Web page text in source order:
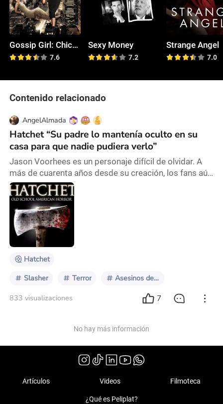
Gossip Girl: Chica Indiscreta
7.6
Sexy Money
7.2
Strange Angel
7.0
Contenido relacionado
AngelAlmada
Hatchet “Su padre lo mantenía oculto en su
casa para que nadie pudiera verlo”
Jason Voorhees es un personaje difícil de olvidar. A
más de cuarenta años desde su creación, los fans aún
piden su regreso al cine; ya sea en forma de secuela o
remake. Afortunadamente, habrá más de su universo
en la serie Crystal Lake que se estrenará en 2025. Y es
que Viernes 13 marcó un tipo de personaje muy
importante en el género: un individuo con algún
problemas físico o mental que es margin
Hatchet
Slasher Terror Asesinos del slasher
833 visualizaciones 7
No hay más información
Artículos Videos Filmoteca
¿Qué es Peliplat?